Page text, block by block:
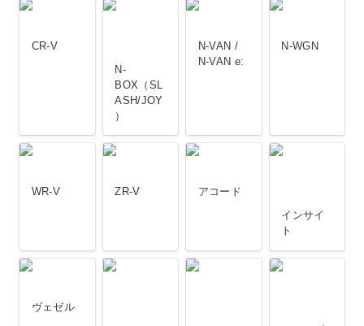
CR-V
CR-V
N-
N-
BOX（SL
ASH/JOY
）
N-VAN / N-
N-VAN e:
N-WGN
N-WGN
WR-V
WR-V
ZR-V
ZR-V
アコード
アコード
インサイト
インサイ
ト
ヴェゼル
ヴェゼル
オデッセイ
シビック/シ
ステップワ